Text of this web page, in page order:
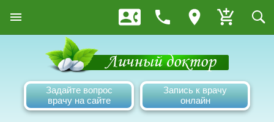
Задайте вопрос
врачу на сайте
Запись к врачу
онлайн